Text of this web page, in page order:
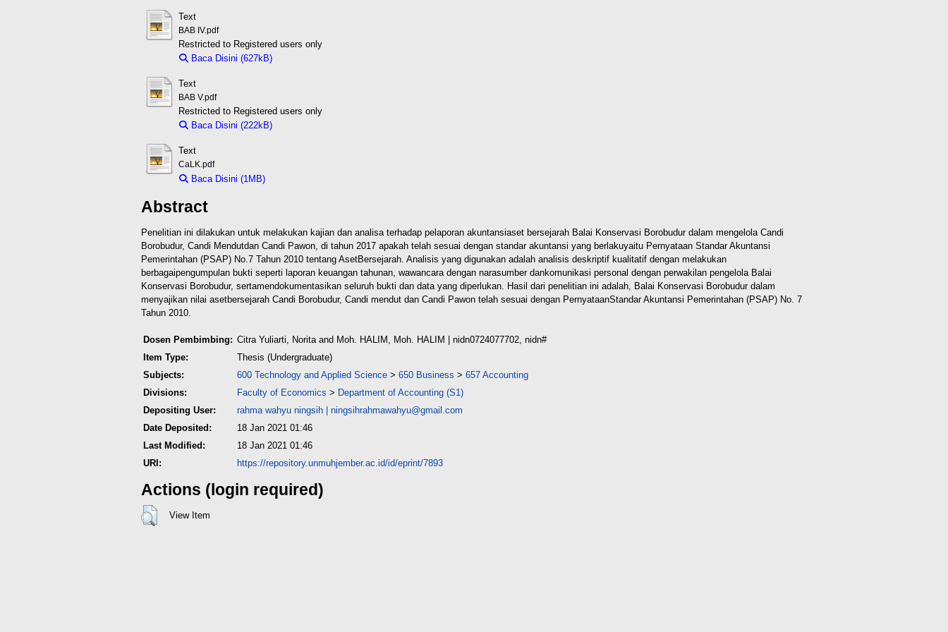
Text
BAB IV.pdf
Restricted to Registered users only
Baca Disini (627kB)
Text
BAB V.pdf
Restricted to Registered users only
Baca Disini (222kB)
Text
CaLK.pdf
Baca Disini (1MB)
Abstract
Penelitian ini dilakukan untuk melakukan kajian dan analisa terhadap pelaporan akuntansiaset bersejarah Balai Konservasi Borobudur dalam mengelola Candi
Borobudur, Candi Mendutdan Candi Pawon, di tahun 2017 apakah telah sesuai dengan standar akuntansi yang berlakuyaitu Pernyataan Standar Akuntansi
Pemerintahan (PSAP) No.7 Tahun 2010 tentang AsetBersejarah. Analisis yang digunakan adalah analisis deskriptif kualitatif dengan melakukan
berbagaipengumpulan bukti seperti laporan keuangan tahunan, wawancara dengan narasumber dankomunikasi personal dengan perwakilan pengelola Balai
Konservasi Borobudur, sertamendokumentasikan seluruh bukti dan data yang diperlukan. Hasil dari penelitian ini adalah, Balai Konservasi Borobudur dalam
menyajikan nilai asetbersejarah Candi Borobudur, Candi mendut dan Candi Pawon telah sesuai dengan PernyataanStandar Akuntansi Pemerintahan (PSAP) No. 7
Tahun 2010.
Dosen Pembimbing: Citra Yuliarti, Norita and Moh. HALIM, Moh. HALIM | nidn0724077702, nidn#
Item Type:
Thesis (Undergraduate)
Subjects:
600 Technology and Applied Science > 650 Business > 657 Accounting
Divisions:
Faculty of Economics > Department of Accounting (S1)
Depositing User:
rahma wahyu ningsih | ningsihrahmawahyu@gmail.com
Date Deposited:
18 Jan 2021 01:46
Last Modified:
18 Jan 2021 01:46
URI:
https://repository.unmuhjember.ac.id/id/eprint/7893
Actions (login required)
View Item